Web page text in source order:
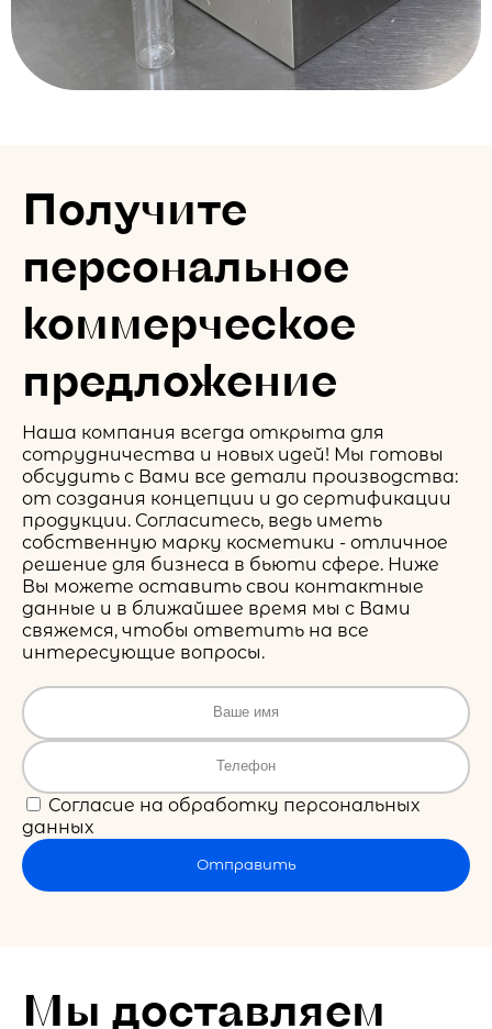
Получите
персональное
коммерческое
предложение
Наша компания всегда открыта для
сотрудничества и новых идей! Мы готовы
обсудить с Вами все детали производства:
от создания концепции и до сертификации
продукции. Согласитесь, ведь иметь
собственную марку косметики - отличное
решение для бизнеса в бьюти сфере. Ниже
Вы можете оставить свои контактные
данные и в ближайшее время мы с Вами
свяжемся, чтобы ответить на все
интересующие вопросы.
Согласие на обработку персональных
данных
Отправить
Мы доставляем